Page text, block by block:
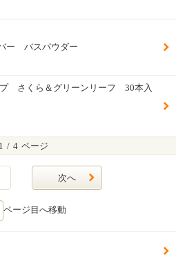
ー バスパウダー
さくら＆グリーンリーフ 30本入
1 / 4 ページ
次へ
ページ目へ移動